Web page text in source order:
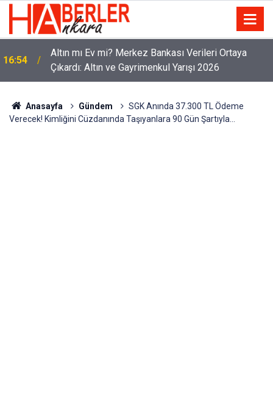
16:54
Altın mı Ev mi? Merkez Bankası Verileri Ortaya
Çıkardı: Altın ve Gayrimenkul Yarışı 2026
Anasayfa Gündem
SGK Anında 37.300 TL Ödeme
Verecek! Kimliğini Cüzdanında Taşıyanlara 90 Gün Şartıyla…